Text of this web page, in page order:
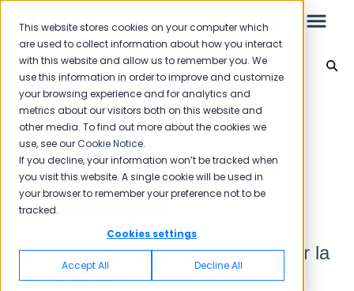
This website stores cookies on your computer which
are used to collect information about how you interact
with this website and allow us to remember you. We
use this information in order to improve and customize
your browsing experience and for analytics and
metrics about our visitors both on this website and
other media. To find out more about the cookies we
use, see ourCookie Notice.
If you decline, your information won’t be tracked when
you visit this website. A single cookie will be used in
your browser to remember your preference not to be
tracked.
Cookies settings
Accept All Decline All
Tipos de Preguntas
Leo
Guía de inicio
Bandeja de entrada
Spam
Comentario
Volver al inicio
Tipo de Pregunta CSAT
(Sentimiento)
La pregunta CSAT le permite medir la
satisfacción.